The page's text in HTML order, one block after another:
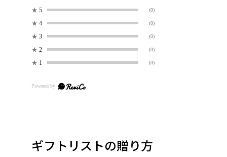
★ 5 (0)
★ 4 (0)
★ 3 (0)
★ 2 (0)
★ 1 (0)
ギフトリストの贈り方